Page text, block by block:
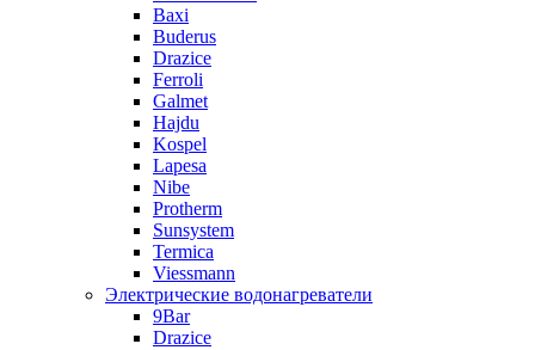
Baxi
Buderus
Drazice
Ferroli
Galmet
Hajdu
Kospel
Lapesa
Nibe
Protherm
Sunsystem
Termica
Viessmann
Электрические водонагреватели
9Bar
Drazice